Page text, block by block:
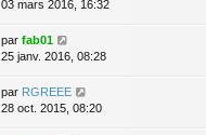
03 mars 2016, 16:32
par fab01
25 janv. 2016, 08:28
par RGREEE
28 oct. 2015, 08:20